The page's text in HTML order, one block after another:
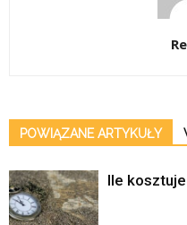
POWIĄZANE ARTYKUŁY
Ile